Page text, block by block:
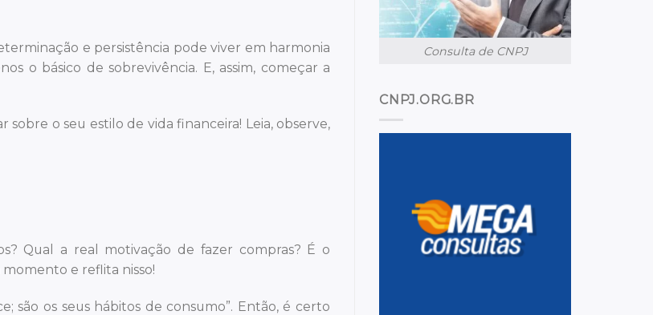
e persistência pode viver em harmonia
o básico de sobrevivência. E, assim, começar a
o seu estilo de vida financeira! Leia, observe,
Qual a real motivação de fazer compras? É o
e reflita nisso!
são os seus hábitos de consumo”. Então, é certo
Consulta de CNPJ
CNPJ.ORG.BR